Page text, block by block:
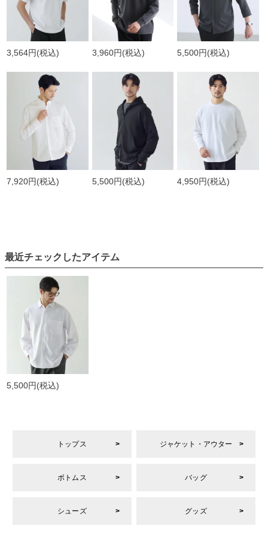
3,564円(税込) 3,960円(税込) 5,500円(税込)
7,920円(税込) 5,500円(税込) 4,950円(税込)
最近チェックしたアイテム
5,500円(税込)
トップス ジャケット・アウター
ボトムス バッグ
シューズ グッズ